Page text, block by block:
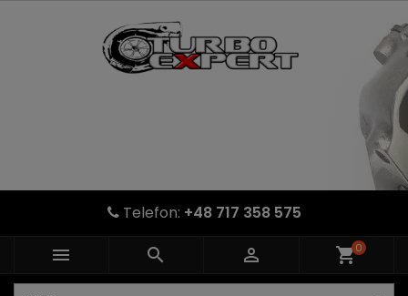
Telefon: +48 717 358 575
   shopping_cart0